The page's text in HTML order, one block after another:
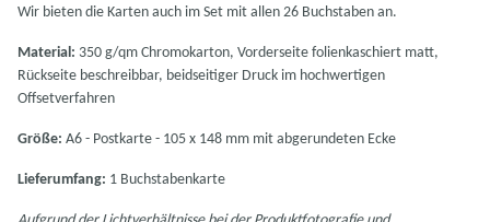
Wir bieten die Karten auch im Set mit allen 26 Buchstaben an.
Material: 350 g/qm Chromokarton, Vorderseite folienkaschiert matt,
Rückseite beschreibbar, beidseitiger Druck im hochwertigen
Offsetverfahren
Größe: A6 - Postkarte - 105 x 148 mm mit abgerundeten Ecke
Lieferumfang: 1 Buchstabenkarte